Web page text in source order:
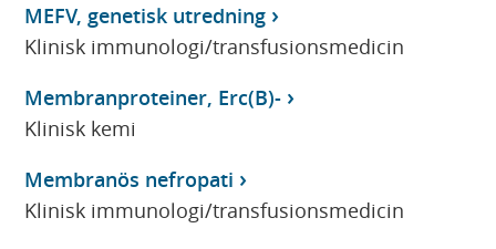
MEFV, genetisk utredning
Klinisk immunologi/transfusionsmedicin
Membranproteiner, Erc(B)-
Klinisk kemi
Membranös nefropati
Klinisk immunologi/transfusionsmedicin